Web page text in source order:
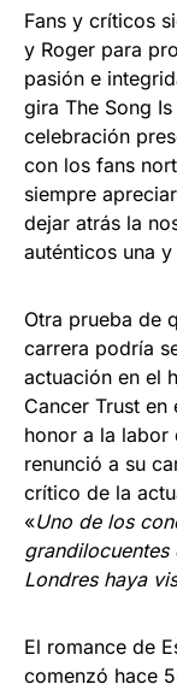
Fans y críticos
y Roger para
pasión e
gira The Song
celebración
con los fans
siempre
dejar atrás la
auténticos una
Otra prueba de
carrera podría
actuación en el
Cancer Trust
honor a la labor
renunció a su
crítico de la
«Uno de los
Londres haya
El romance de
comenzó hace